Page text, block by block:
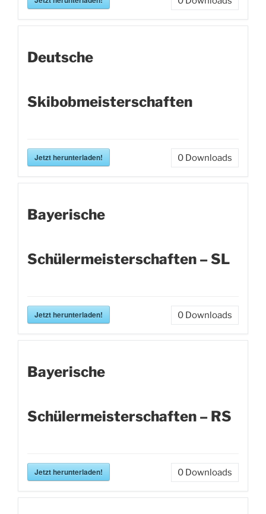
Deutsche
Skibobmeisterschaften
Jetzt herunterladen! 0 Downloads
Bayerische
Schülermeisterschaften – SL
Jetzt herunterladen! 0 Downloads
Bayerische
Schülermeisterschaften – RS
Jetzt herunterladen! 0 Downloads